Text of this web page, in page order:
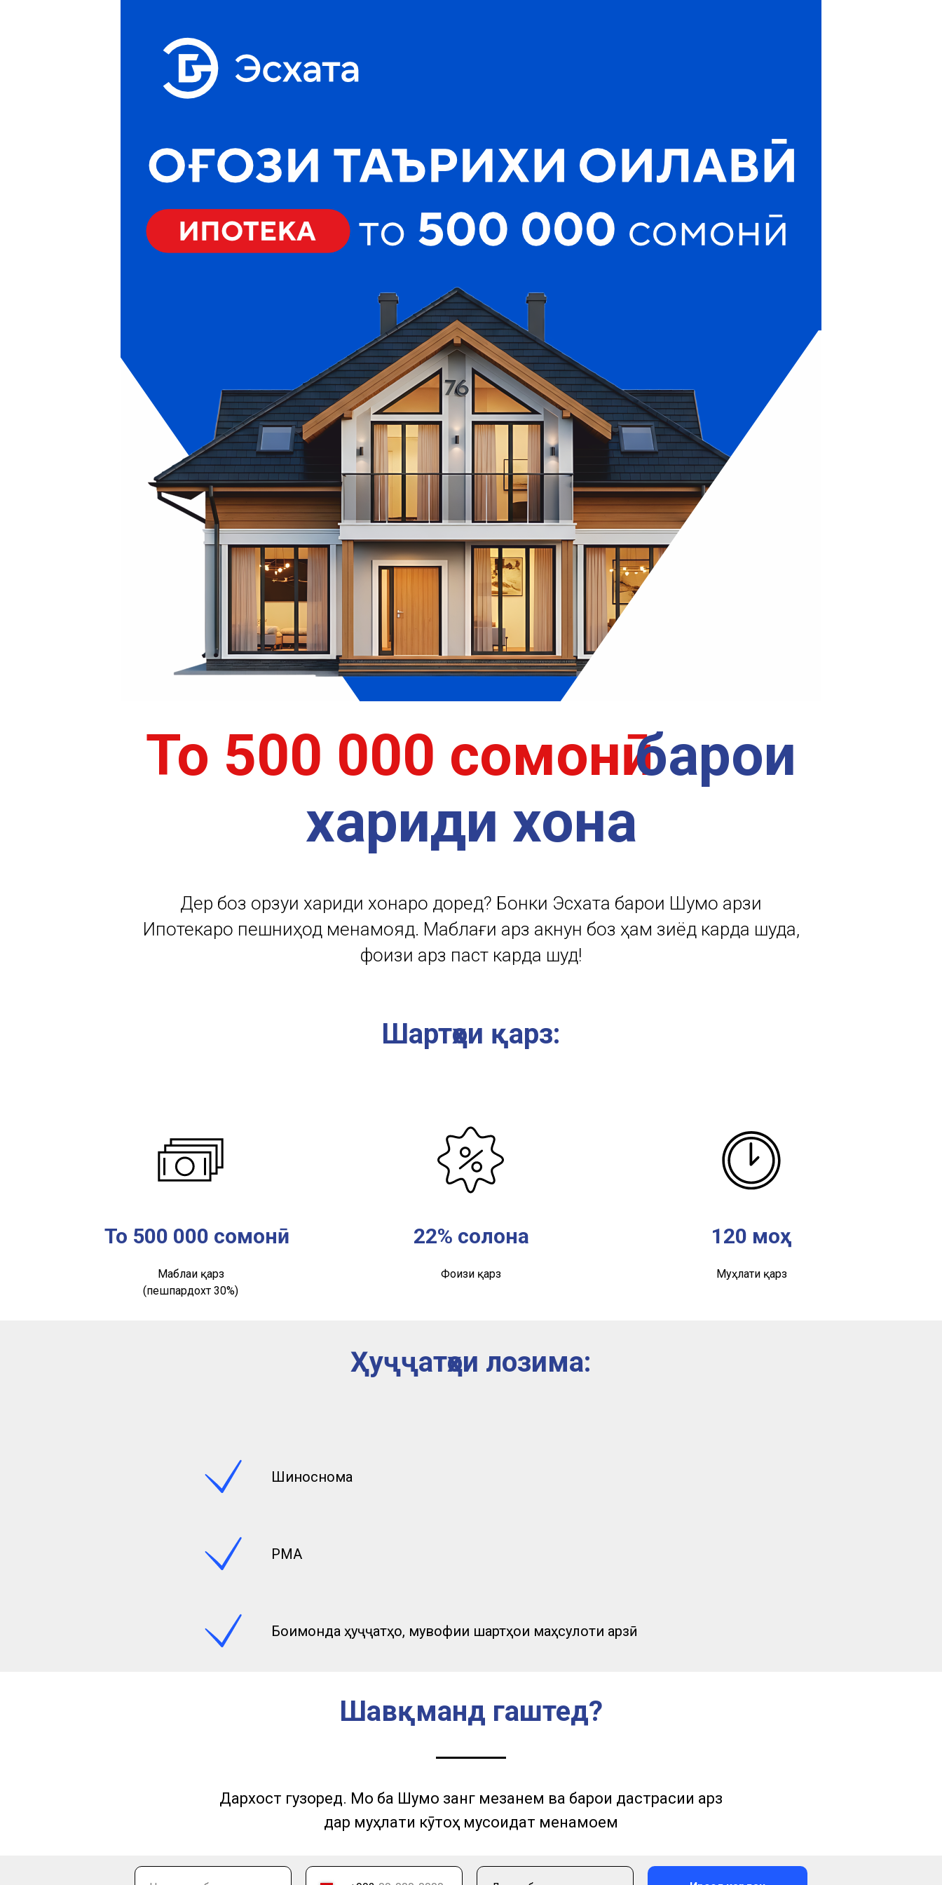
То 500 000 сомонӣбарои
хариди хона
Дер боз орзуи хариди хонаро доред? Бонки Эсхата барои Шумо қарзи
Ипотекаро пешниҳод менамояд. Маблағи қарз акнун боз ҳам зиёд карда шуда,
фоизи қарз паст карда шуд!
Шартҳои қарз:
То 500 000 сомонӣ
Маблағи қарз
(пешпардохт 30%)
22% солона
Фоизи қарз
120 моҳ
Муҳлати қарз
Ҳуҷҷатҳои лозима:
Шиноснома
РМА
Боқимонда ҳуҷҷатҳо, мувофиқи шартҳои маҳсулоти қарзӣ
Шавқманд гаштед?
Дархост гузоред. Мо ба Шумо занг мезанем ва барои дастрасии қарз
дар муҳлати кӯтоҳ мусоидат менамоем